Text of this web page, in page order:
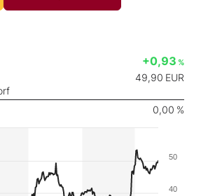
+0,93 %
49,90 EUR
0,00 %
40
50